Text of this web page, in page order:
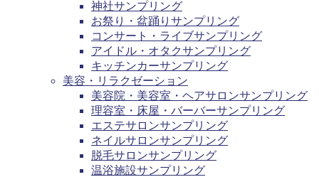
神社サンプリング
お祭り・盆踊りサンプリング
コンサート・ライブサンプリング
アイドル・オタクサンプリング
キッチンカーサンプリング
美容・リラクゼーション
美容院・美容室・ヘアサロンサンプリング
理容室・床屋・バーバーサンプリング
エステサロンサンプリング
ネイルサロンサンプリング
脱毛サロンサンプリング
温浴施設サンプリング